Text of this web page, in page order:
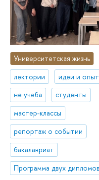
Университетская жизнь
лектории
идеи и опыт
не учеба
студенты
мастер-классы
репортаж о событии
бакалавриат